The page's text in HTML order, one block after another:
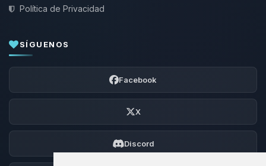
Política de Privacidad
SÍGUENOS
Facebook
X
Discord